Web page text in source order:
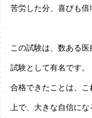
苦労した分、喜びも倍
この試験は、数ある
試験として有名です。
合格できたことは、こ
上で、大きな自信にな